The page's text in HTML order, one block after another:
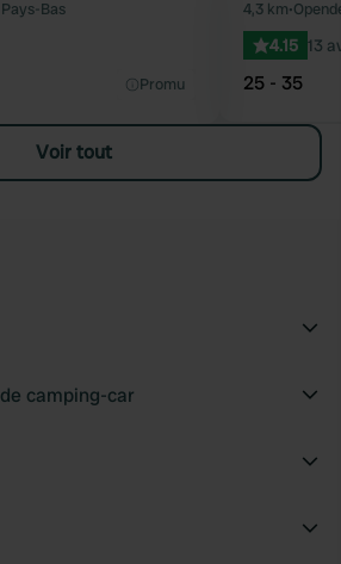
Préféré
Bas
Promu
4,3 km•
4.15 13
25 - 35
Voir tout
camping-car